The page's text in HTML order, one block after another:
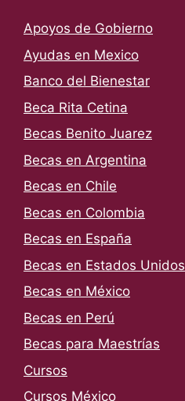
Apoyos de Gobierno
Ayudas en Mexico
Banco del Bienestar
Beca Rita Cetina
Becas Benito Juarez
Becas en Argentina
Becas en Chile
Becas en Colombia
Becas en España
Becas en Estados Unidos
Becas en México
Becas en Perú
Becas para Maestrías
Cursos
Cursos México